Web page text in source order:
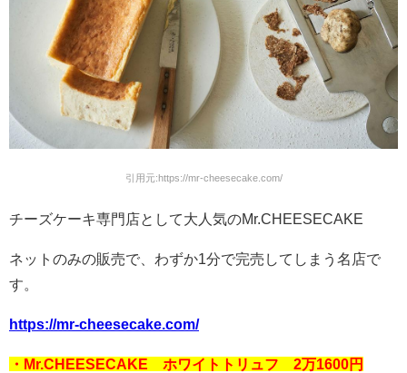
引用元:https://mr-cheesecake.com/
チーズケーキ専門店として大人気のMr.CHEESECAKE
ネットのみの販売で、わずか1分で完売してしまう名店で
す。
https://mr-cheesecake.com/
・Mr.CHEESECAKE ホワイトトリュフ 2万1600円